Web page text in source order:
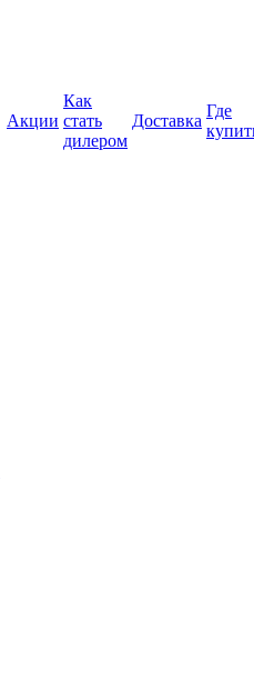
Акции
Как
стать
дилером
Доставка
Где